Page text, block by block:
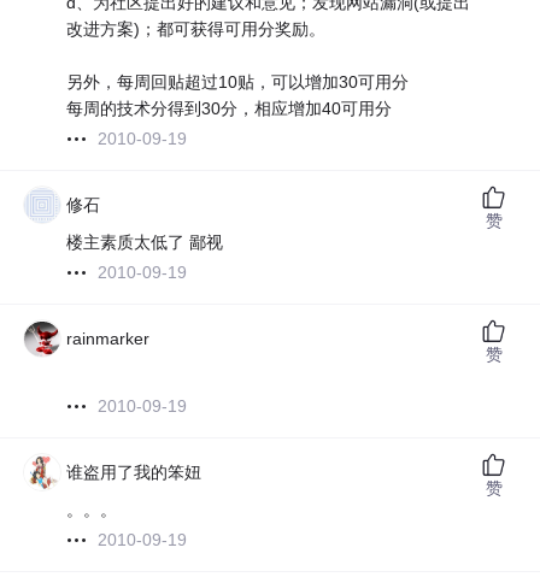
改进方案)；都可获得可用分奖励。
另外，每周回贴超过10贴，可以增加30可用分
每周的技术分得到30分，相应增加40可用分
2010-09-19
修石
楼主素质太低了 鄙视
2010-09-19
赞
rainmarker
2010-09-19
赞
谁盗用了我的笨妞
。。。
2010-09-19
赞